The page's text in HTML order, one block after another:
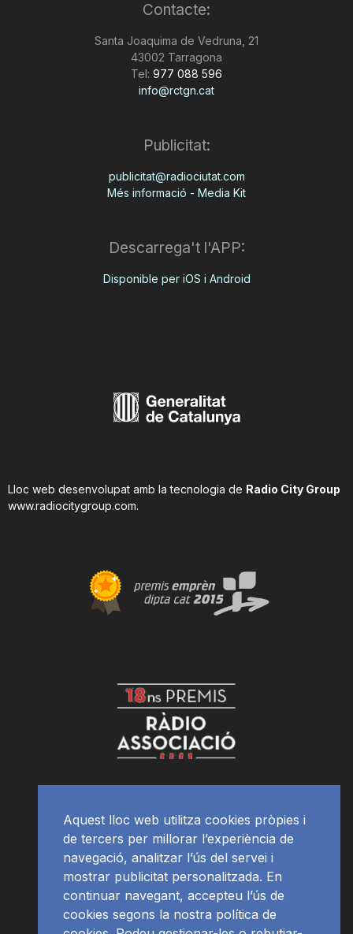
Contacte:
Santa Joaquima de Vedruna, 21
43002 Tarragona
Tel: 977 088 596
info@rctgn.cat
Publicitat:
publicitat@radiociutat.com
Més informació - Media Kit
Descarrega't l'APP:
Disponible per iOS i Android
Lloc web desenvolupat amb la tecnologia de Radio City Group
www.radiocitygroup.com.
Aquest lloc web utilitza cookies pròpies i
de tercers per millorar l’experiència de
navegació, analitzar l’ús del servei i
mostrar publicitat personalitzada. En
continuar navegant, accepteu l’ús de
cookies segons la nostra política de